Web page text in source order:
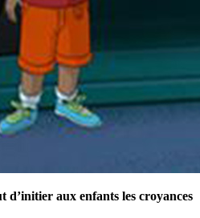
d’initier aux enfants les croyances